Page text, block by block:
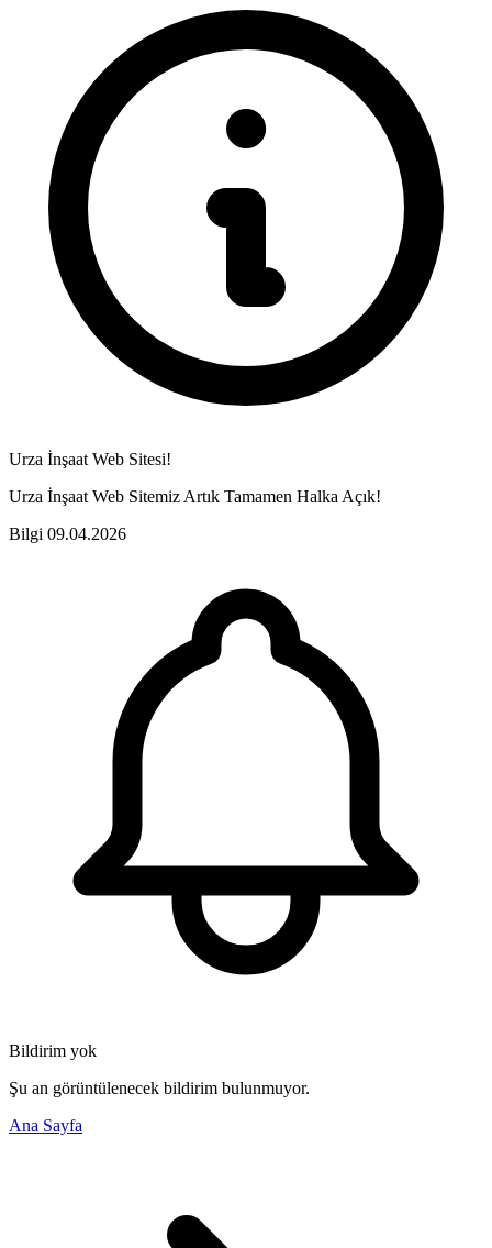
Urza İnşaat Web Sitesi!
Urza İnşaat Web Sitemiz Artık Tamamen Halka Açık!
Bilgi 09.04.2026
Bildirim yok
Şu an görüntülenecek bildirim bulunmuyor.
Ana Sayfa